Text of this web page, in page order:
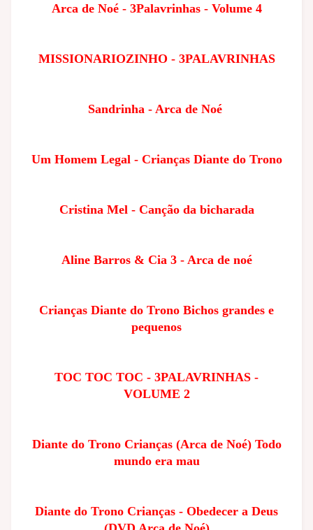
Arca de Noé - 3Palavrinhas - Volume 4
MISSIONARIOZINHO - 3PALAVRINHAS
Sandrinha - Arca de Noé
Um Homem Legal - Crianças Diante do Trono
Cristina Mel - Canção da bicharada
Aline Barros & Cia 3 - Arca de noé
Crianças Diante do Trono Bichos grandes e
pequenos
TOC TOC TOC - 3PALAVRINHAS -
VOLUME 2
Diante do Trono Crianças (Arca de Noé) Todo
mundo era mau
Diante do Trono Crianças - Obedecer a Deus